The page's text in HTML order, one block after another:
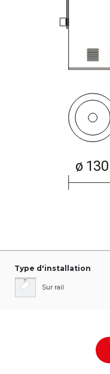
Type d'installation
Sur rail
Type de cache /plaque